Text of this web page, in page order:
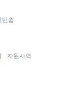
쉽
자원사역